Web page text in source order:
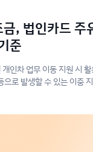
, 법인카드 주
준
인차 업무 이동 지원 시
으로 발생할 수 있는 이중